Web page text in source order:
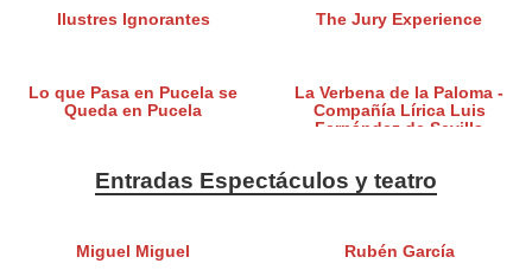
Ilustres Ignorantes The Jury Experience
Lo que Pasa en Pucela se
Queda en Pucela
La Verbena de la Paloma -
Compañía Lírica Luis
Fernández de Sevilla
Entradas Espectáculos y teatro
Miguel Miguel Rubén García